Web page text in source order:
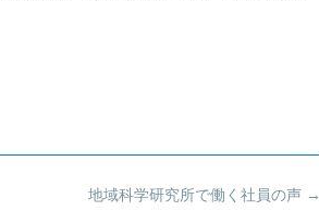
地域科学研究所で働く社員の声 →